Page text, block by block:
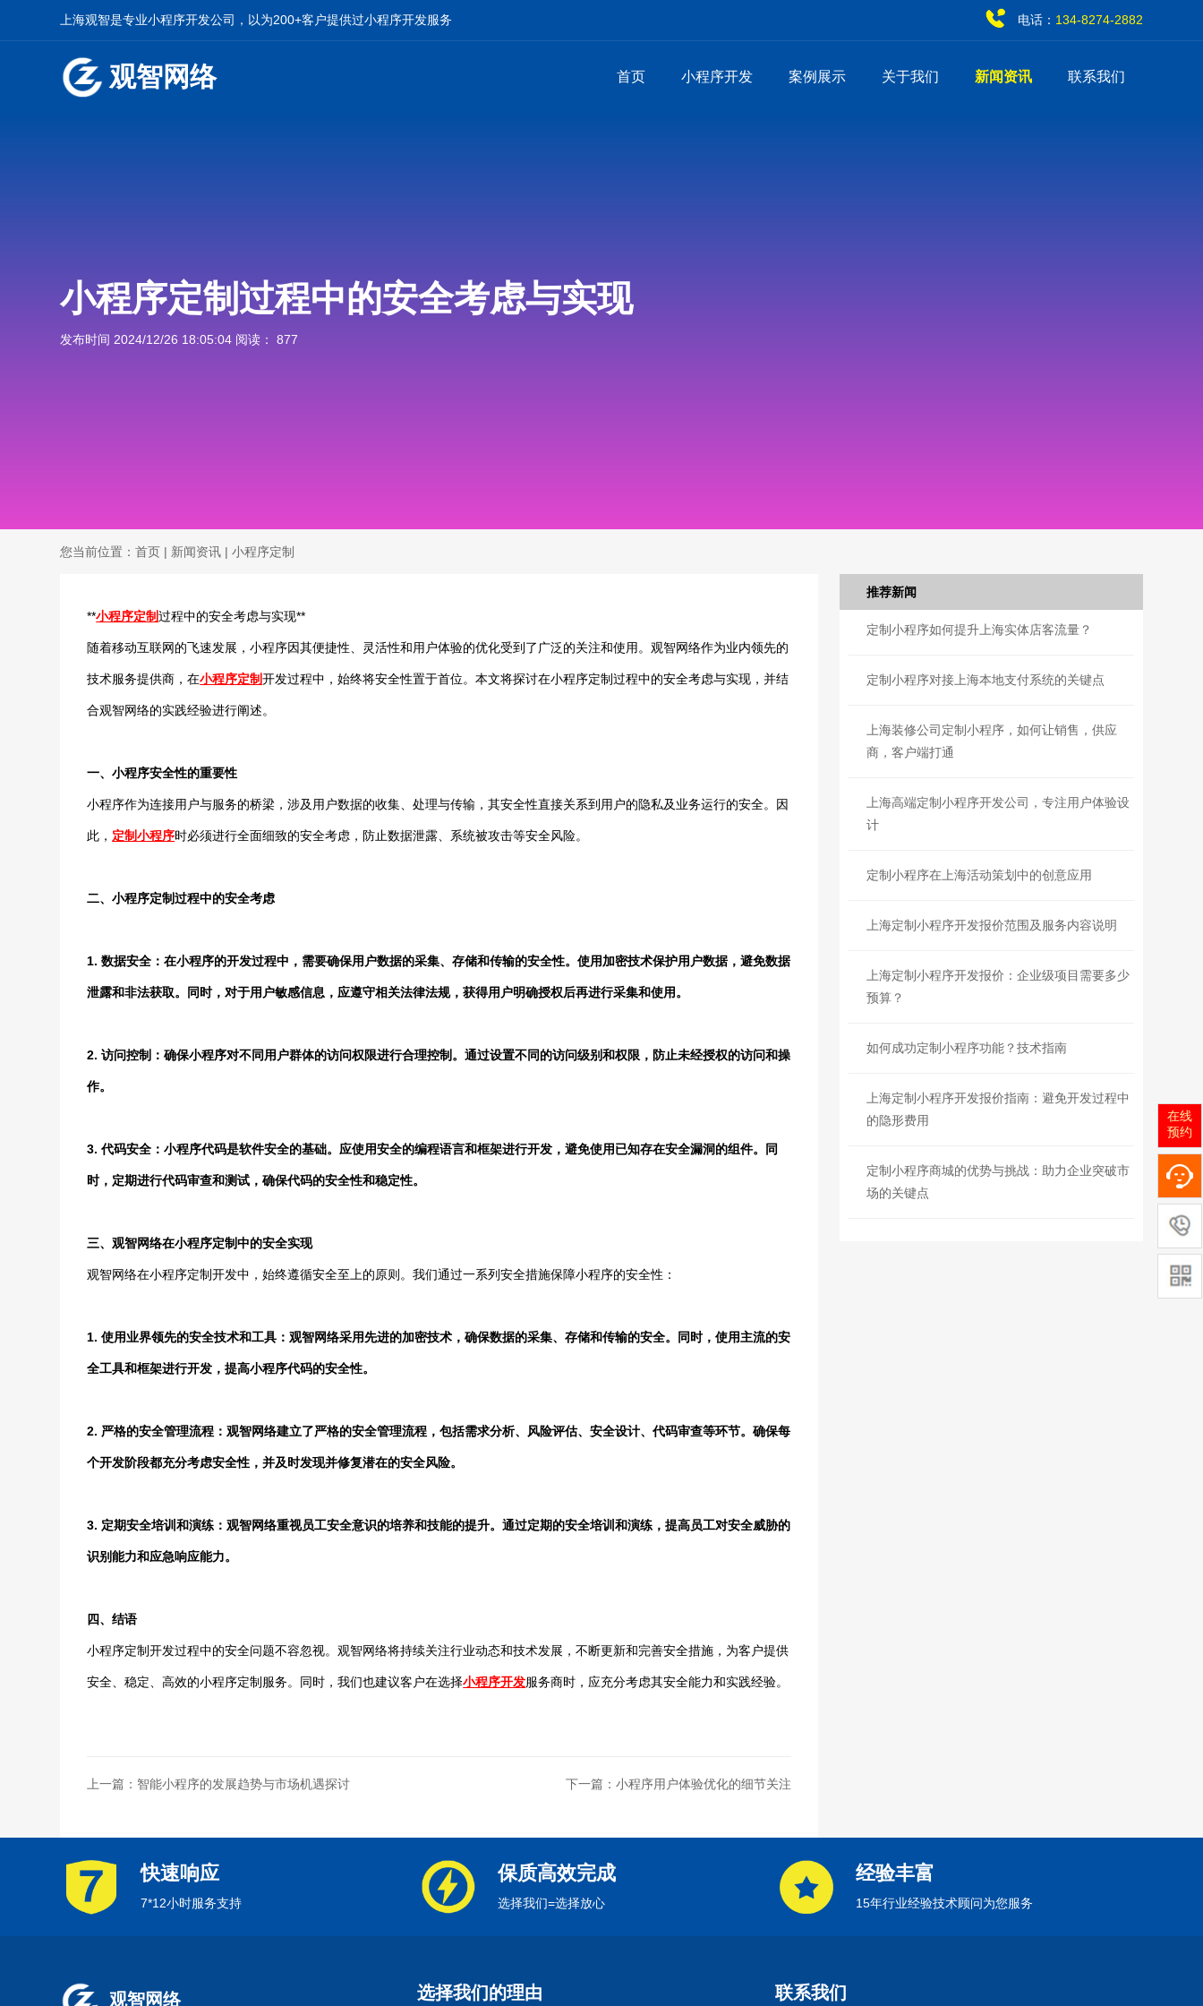
上海观智是专业小程序开发公司，以为200+客户提供过小程序开发服务 134-8274-2882
电话：
观智网络 首页 小程序开发 案例展示 关于我们 新闻资讯 联系我们
小程序定制过程中的安全考虑与实现
发布时间 2024/12/26 18:05:04 阅读： 877
您当前位置：首页 | 新闻资讯 | 小程序定制
**小程序定制过程中的安全考虑与实现**
随着移动互联网的飞速发展，小程序因其便捷性、灵活性和用户体验的优化受到了广泛的关注和使用。观智网络作为业内领先的
技术服务提供商，在小程序定制开发过程中，始终将安全性置于首位。本文将探讨在小程序定制过程中的安全考虑与实现，并结
合观智网络的实践经验进行阐述。
一、小程序安全性的重要性
小程序作为连接用户与服务的桥梁，涉及用户数据的收集、处理与传输，其安全性直接关系到用户的隐私及业务运行的安全。因
此， 定制小程序时必须进行全面细致的安全考虑，防止数据泄露、系统被攻击等安全风险。
二、小程序定制过程中的安全考虑
1. 数据安全：在小程序的开发过程中，需要确保用户数据的采集、存储和传输的安全性。使用加密技术保护用户数据，避免数据
泄露和非法获取。同时，对于用户敏感信息，应遵守相关法律法规，获得用户明确授权后再进行采集和使用。
2. 访问控制：确保小程序对不同用户群体的访问权限进行合理控制。通过设置不同的访问级别和权限，防止未经授权的访问和操
作。
3. 代码安全：小程序代码是软件安全的基础。应使用安全的编程语言和框架进行开发，避免使用已知存在安全漏洞的组件。同
时，定期进行代码审查和测试，确保代码的安全性和稳定性。
三、观智网络在小程序定制中的安全实现
观智网络在小程序定制开发中，始终遵循安全至上的原则。我们通过一系列安全措施保障小程序的安全性：
1. 使用业界领先的安全技术和工具：观智网络采用先进的加密技术，确保数据的采集、存储和传输的安全。同时，使用主流的安
全工具和框架进行开发，提高小程序代码的安全性。
2. 严格的安全管理流程：观智网络建立了严格的安全管理流程，包括需求分析、风险评估、安全设计、代码审查等环节。确保每
个开发阶段都充分考虑安全性，并及时发现并修复潜在的安全风险。
3. 定期安全培训和演练：观智网络重视员工安全意识的培养和技能的提升。通过定期的安全培训和演练，提高员工对安全威胁的
识别能力和应急响应能力。
四、结语
小程序定制开发过程中的安全问题不容忽视。观智网络将持续关注行业动态和技术发展，不断更新和完善安全措施，为客户提供
安全、稳定、高效的小程序定制服务。同时，我们也建议客户在选择小程序开发服务商时，应充分考虑其安全能力和实践经验。
上一篇：智能小程序的发展趋势与市场机遇探讨 下一篇：小程序用户体验优化的细节关注
推荐新闻
定制小程序如何提升上海实体店客流量？
定制小程序对接上海本地支付系统的关键点
上海装修公司定制小程序，如何让销售，供应
商，客户端打通
上海高端定制小程序开发公司，专注用户体验设
计
定制小程序在上海活动策划中的创意应用
上海定制小程序开发报价范围及服务内容说明
上海定制小程序开发报价：企业级项目需要多少
预算？
如何成功定制小程序功能？技术指南
上海定制小程序开发报价指南：避免开发过程中
的隐形费用
定制小程序商城的优势与挑战：助力企业突破市
场的关键点
快速响应
7*12小时服务支持
保质高效完成
选择我们=选择放心
经验丰富
15年行业经验技术顾问为您服务
观智网络 选择我们的理由 联系我们
在线
预约